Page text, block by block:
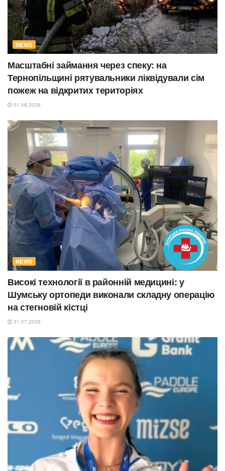
NEWS
Масштабні займання через спеку: на
Тернопільщині рятувальники ліквідували сім
пожеж на відкритих територіях
01.08.2026
NEWS
Високі технології в районній медицині: у
Шумську ортопеди виконали складну операцію
на стегновій кістці
31.07.2026